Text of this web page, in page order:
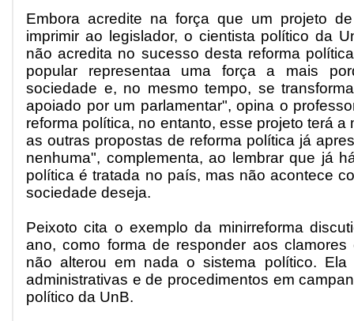
Embora acredite na força que um projeto
imprimir ao legislador, o cientista político da
não acredita no sucesso desta reforma
popular representaa uma força a mais
sociedade e, no mesmo tempo, se
apoiado por um parlamentar", opina o
reforma política, no entanto, esse projeto terá
as outras propostas de reforma política já
nenhuma", complementa, ao lembrar que já
política é tratada no país, mas não acontece
sociedade deseja.
Peixoto cita o exemplo da minirreforma
ano, como forma de responder aos
não alterou em nada o sistema político.
administrativas e de procedimentos em
político da UnB.